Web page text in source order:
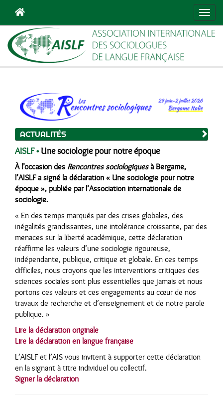
ACTUALITÉS
AISLF • Une sociologie pour notre époque
À l’occasion des Rencontres sociologiquesà Bergame,
l’AISLF a signé la déclaration « Une sociologie pour notre
époque », publiée par l’Association internationale de
sociologie.
« En des temps marqués par des crises globales, des
inégalités grandissantes, une intolérance croissante, par des
menaces sur la liberté académique, cette déclaration
réaffirme les valeurs d’une sociologie rigoureuse,
indépendante, publique, critique et globale. En ces temps
difficiles, nous croyons que les interventions critiques des
sciences sociales sont plus essentielles que jamais et nous
portons ces valeurs et ces engagements au cœur de nos
travaux de recherche et d’enseignement et de notre parole
publique. »
Lire la déclaration originale
Lire la déclaration en langue française
L’AISLF et l’AIS vous invitent à supporter cette déclaration
en la signant à titre individuel ou collectif.
Signer la déclaration